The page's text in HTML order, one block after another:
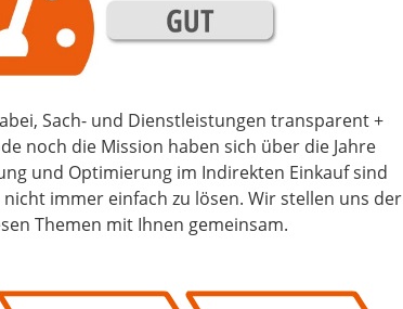
Sach- und Dienstleistungen transparent +
noch die Mission haben sich über die Jahre
und Optimierung im Indirekten Einkauf sind
immer einfach zu lösen. Wir stellen uns der
Themen mit Ihnen gemeinsam.